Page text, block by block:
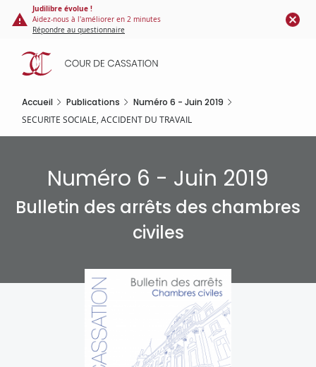
Panneau de gestion des cookies
contenu
principal
Judilibre évolue !
Aidez-nous à l'améliorer en 2 minutes
Répondre au questionnaire
Accueil Publications Numéro 6 - Juin 2019
SECURITE SOCIALE, ACCIDENT DU TRAVAIL
Numéro 6 - Juin 2019
Bulletin des arrêts des chambres
civiles